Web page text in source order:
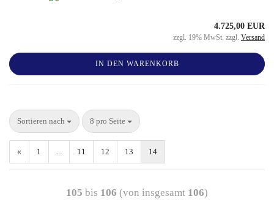
4.725,00 EUR
zzgl. 19% MwSt. zzgl. Versand
IN DEN WARENKORB
Sortieren nach 8 pro Seite
« 1 ... 11 12 13 14
105 bis 106 (von insgesamt 106)